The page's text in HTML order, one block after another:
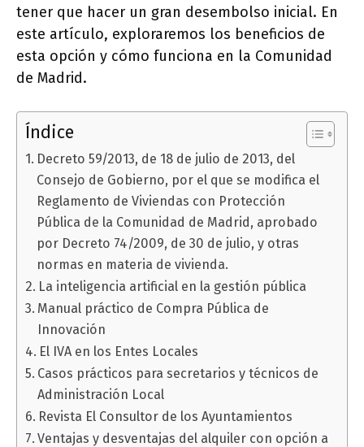
tener que hacer un gran desembolso inicial. En
este artículo, exploraremos los beneficios de
esta opción y cómo funciona en la Comunidad
de Madrid.
Índice
Decreto 59/2013, de 18 de julio de 2013, del
Consejo de Gobierno, por el que se modifica el
Reglamento de Viviendas con Protección
Pública de la Comunidad de Madrid, aprobado
por Decreto 74/2009, de 30 de julio, y otras
normas en materia de vivienda.
La inteligencia artificial en la gestión pública
Manual práctico de Compra Pública de
Innovación
El IVA en los Entes Locales
Casos prácticos para secretarios y técnicos de
Administración Local
Revista El Consultor de los Ayuntamientos
Ventajas y desventajas del alquiler con opción a